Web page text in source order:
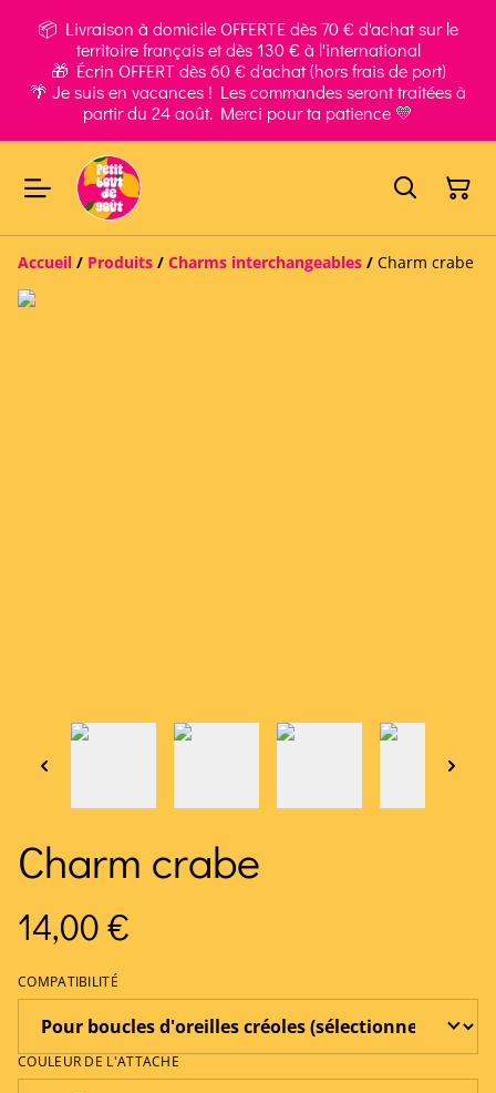
📦 Livraison à domicile OFFERTE dès 70 € d'achat sur le
territoire français et dès 130 € à l'international
🎁 Écrin OFFERT dès 60 € d'achat (hors frais de port)
🌴 Je suis en vacances ! Les commandes seront traitées à
partir du 24 août. Merci pour ta patience 💛
Accueil / Produits / Charms interchangeables / Charm crabe
Charm crabe
14,00 €
COMPATIBILITÉ
COULEUR DE L'ATTACHE